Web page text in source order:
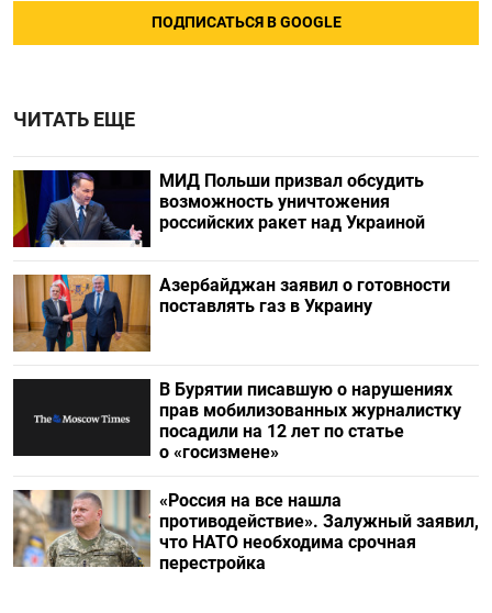
ПОДПИСАТЬСЯ В GOOGLE
ЧИТАТЬ ЕЩЕ
МИД Польши призвал обсудить
возможность уничтожения
российских ракет над Украиной
Азербайджан заявил о готовности
поставлять газ в Украину
В Бурятии писавшую о нарушениях
прав мобилизованных журналистку
посадили на 12 лет по статье
о «госизмене»
«Россия на все нашла
противодействие». Залужный заявил,
что НАТО необходима срочная
перестройка